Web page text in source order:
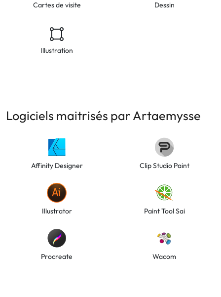
Cartes de visite Dessin
Illustration
Logiciels maitrisés par Artaemysse
Affinity Designer Clip Studio Paint
Illustrator Paint Tool Sai
Procreate Wacom